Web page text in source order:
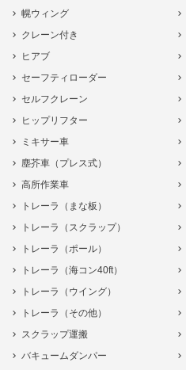
幌ウィング
クレーン付き
ヒアブ
セーフティローダー
セルフクレーン
ヒップリフター
ミキサー車
塵芥車（プレス式）
高所作業車
トレーラ（まな板）
トレーラ（スクラップ）
トレーラ（ポール）
トレーラ（海コン40ft）
トレーラ（ウイング）
トレーラ（その他）
スクラップ運搬
バキュームダンパー